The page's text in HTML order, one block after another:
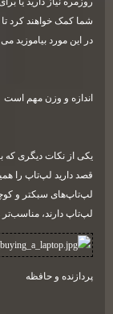
شما کمک خواهند کرد تا
در این مورد بیاموزید
اندازه و وزن مهم است
یکی از نکات دیگری که
قصد دارید لپ‌تاپ را
لپ‌تاپ‌های سبکتر و
لپ‌تاپ دارند، مناسب‌تر
پردازنده و حافظه